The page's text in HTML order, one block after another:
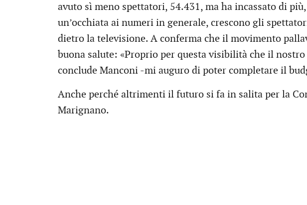
avuto sì meno spettatori, 54.431, ma ha incassato di
un’occhiata ai numeri in generale, crescono gli
dietro la televisione. A conferma che il movimento
buona salute: «Proprio per questa visibilità che il
conclude Manconi -mi auguro di poter completare il
Anche perché altrimenti il futuro si fa in salita per la
Marignano.